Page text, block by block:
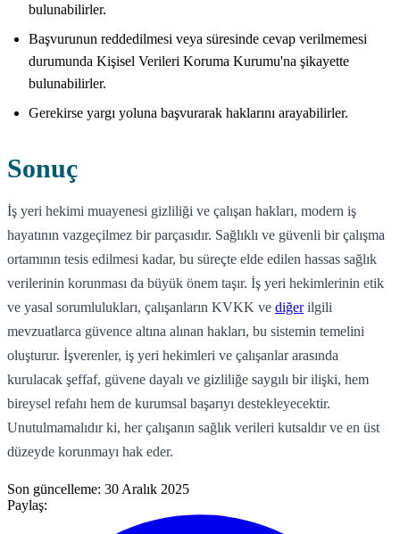
bulunabilirler.
Başvurunun reddedilmesi veya süresinde cevap verilmemesi
durumunda Kişisel Verileri Koruma Kurumu'na şikayette
bulunabilirler.
Gerekirse yargı yoluna başvurarak haklarını arayabilirler.
Sonuç
İş yeri hekimi muayenesi gizliliği ve çalışan hakları, modern iş
hayatının vazgeçilmez bir parçasıdır. Sağlıklı ve güvenli bir çalışma
ortamının tesis edilmesi kadar, bu süreçte elde edilen hassas sağlık
verilerinin korunması da büyük önem taşır. İş yeri hekimlerinin etik
ve yasal sorumlulukları, çalışanların KVKK ve diğerilgili
mevzuatlarca güvence altına alınan hakları, bu sistemin temelini
oluşturur. İşverenler, iş yeri hekimleri ve çalışanlar arasında
kurulacak şeffaf, güvene dayalı ve gizliliğe saygılı bir ilişki, hem
bireysel refahı hem de kurumsal başarıyı destekleyecektir.
Unutulmamalıdır ki, her çalışanın sağlık verileri kutsaldır ve en üst
düzeyde korunmayı hak eder.
Son güncelleme: 30 Aralık 2025
Paylaş: